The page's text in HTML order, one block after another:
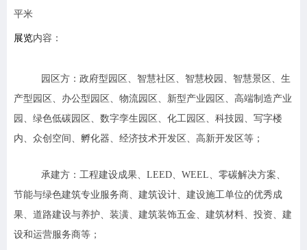
平米
展览内容：
园区方： 政府型园区、智慧社区、智慧校园、智慧景区、生
产型园区、办公型园区、物流园区、新型产业园区、高端制造产业
园、绿色低碳园区、数字孪生园区、化工园区、科技园、写字楼
内、众创空间、孵化器、经济技术开发区、高新开发区等；
承建方： 工程建设成果、LEED、WEEL、零碳解决方案、
节能与绿色建筑专业服务商、建筑设计、建设施工单位的优秀成
果、道路建设与养护、装潢、建筑装饰五金、建筑材料、投资、建
设和运营服务商等；